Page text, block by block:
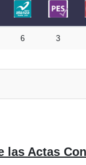
6 3
las Actas